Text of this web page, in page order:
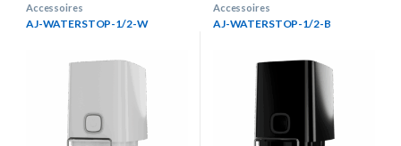
Accessoires
AJ-WATERSTOP-1/2-W
Accessoires
AJ-WATERSTOP-1/2-B